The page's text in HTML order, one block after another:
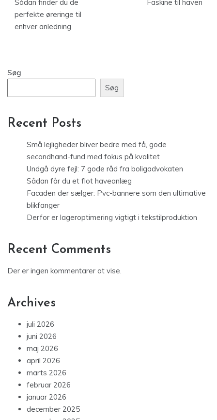
Sådan finder du de
perfekte øreringe til
enhver anledning
Faskine til haven
Søg
Søg
Recent Posts
Små lejligheder bliver bedre med få, gode
secondhand-fund med fokus på kvalitet
Undgå dyre fejl: 7 gode råd fra boligadvokaten
Sådan får du et flot haveanlæg
Facaden der sælger: Pvc-bannere som den ultimative
blikfanger
Derfor er lageroptimering vigtigt i tekstilproduktion
Recent Comments
Der er ingen kommentarer at vise.
Archives
juli 2026
juni 2026
maj 2026
april 2026
marts 2026
februar 2026
januar 2026
december 2025